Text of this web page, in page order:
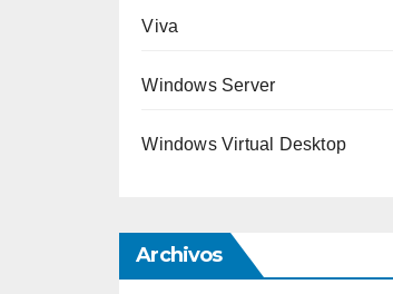
Viva
Windows Server
Windows Virtual Desktop
Archivos